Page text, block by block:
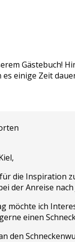
Gästebuch!
einige Zeit
die Inspiration
der Anreise nach
möchte ich
einen
den